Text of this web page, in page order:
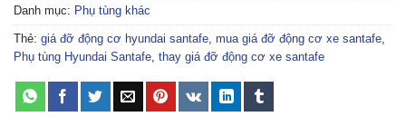
Danh mục: Phụ tùng khác
Thẻ: giá đỡ động cơ hyundai santafe mua giá đỡ động cơ xe santafe
Phụ tùng Hyundai Santafe thay giá đỡ động cơ xe santafe